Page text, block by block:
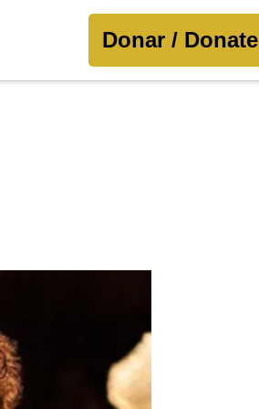
Donar / Donate